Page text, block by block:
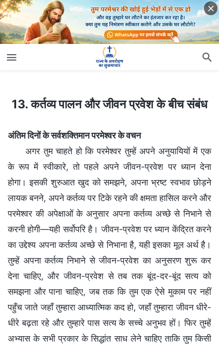
13. कर्तव्य पालन और जीवन प्रवेश के बीच संबंध
13. कर्तव्य पालन और जीवन प्रवेश के बीच संबंध
अंतिम दिनों के सर्वशक्तिमान परमेश्वर के वचन
अगर तुम चाहते हो कि परमेश्वर तुम्हें अपने अनुयायियों में एक
के रूप में स्वीकारे, तो पहले अपने जीवन-प्रवेश पर ध्यान देना
होगा। इसकी शुरुआत खुद को समझने, अपना भ्रष्ट स्वभाव छोड़ने
लायक बनने, अपने कर्तव्य पर टिके रहने की क्षमता हासिल करने और
परमेश्वर की अपेक्षाओं के अनुसार अपना कर्तव्य अच्छे से निभाने से
करनी होगी—यही सर्वोपरि है। जीवन-प्रवेश पर ध्यान केंद्रित करने
का उद्देश्य अपना कर्तव्य अच्छे से निभाना है, यही इसका मूल अर्थ है।
तुम्हें अपना कर्तव्य निभाने से जीवन-प्रवेश का अनुसरण शुरू कर
देना चाहिए, और जीवन-प्रवेश से तब तक बूंद-दर-बूंद सत्य को
समझना और पाना चाहिए, जब तक कि तुम एक ऐसे मुकाम पर नहीं
पहुँच जाते जहाँ तुम्हारा आध्यात्मिक कद हो, जहाँ तुम्हारा जीवन धीरे-
धीरे बढ़ता रहे और तुम्हारे पास सत्य के सच्चे अनुभव हों। फिर तुम्हें
अभ्यास के सभी प्रकार के सिद्धांत साध लेने चाहिए ताकि तुम किसी